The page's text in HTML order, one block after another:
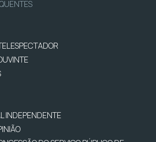
INDEPENDENTE